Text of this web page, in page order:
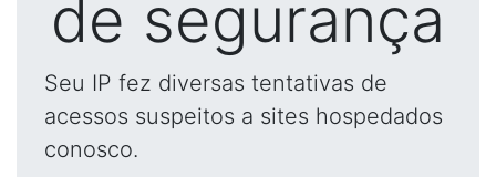
de segurança
Seu IP fez diversas tentativas de
acessos suspeitos a sites hospedados
conosco.